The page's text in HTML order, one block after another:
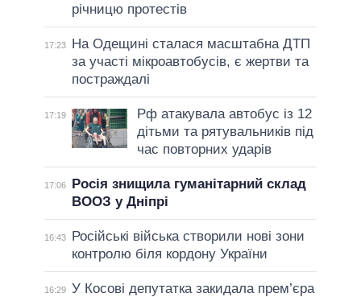
річницю протестів
17:23
На Одещині сталася масштабна ДТП
за участі мікроавтобусів, є жертви та
постраждалі
17:19
Рф атакувала автобус із 12
дітьми та рятувальників під
час повторних ударів
17:06
Росія знищила гуманітарний склад
ВООЗ у Дніпрі
16:43
Російські війська створили нові зони
контролю біля кордону України
16:29 У Косові депутатка закидала прем’єра